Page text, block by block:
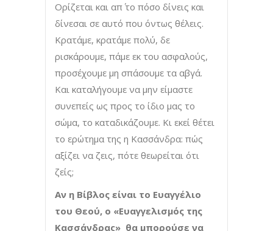
Ορίζεται και απ΄ το πόσο δίνεις και
δίνεσαι σε αυτό που όντως θέλεις.
Κρατάμε, κρατάμε πολύ, δε
ρισκάρουμε, πάμε εκ του ασφαλούς,
προσέχουμε μη σπάσουμε τα αβγά.
Και καταλήγουμε να μην είμαστε
συνεπείς ως προς το ίδιο μας το
σώμα, το καταδικάζουμε. Κι εκεί θέτει
το ερώτημα της η Κασσάνδρα: πώς
αξίζει να ζεις, πότε θεωρείται ότι
ζείς;
Aν η Βίβλος είναι το Ευαγγέλιο
του Θεού, ο «Ευαγγελισμός της
Κασσάνδρας» θα μπορούσε να